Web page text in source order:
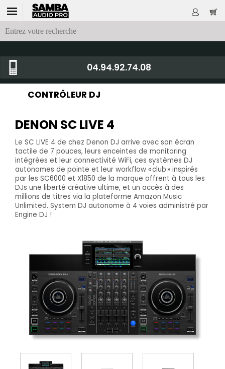
04.94.92.74.08
CONTRÔLEUR DJ
DENON SC LIVE 4
Le SC LIVE 4 de chez Denon DJ arrive avec son écran
tactile de 7 pouces, leurs enceintes de monitoring
intégrées et leur connectivité WiFi, ces systèmes DJ
autonomes de pointe et leur workflow « club » inspirés
par les SC6000 et X1850 de la marque offrent à tous les
DJs une liberté créative ultime, et un accès à des
millions de titres via la plateforme Amazon Music
Unlimited. System DJ autonome à 4 voies administré par
Engine DJ !